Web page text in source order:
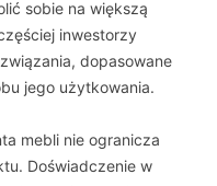
sobie na większą
inwestorzy
dopasowane
jego użytkowania.
mebli nie ogranicza
Doświadczenie w